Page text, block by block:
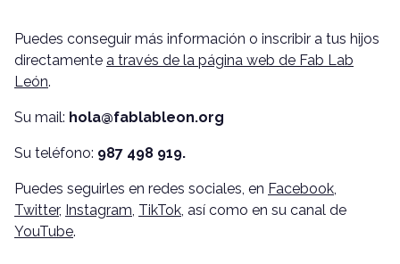
Puedes conseguir más información o inscribir a tus hijos
directamente a través de la página web de Fab Lab
León.
Su mail: hola@fablableon.org
Su teléfono: 987 498 919.
Puedes seguirles en redes sociales, en Facebook,
Twitter, Instagram, TikTok, así como en su canal de
YouTube.